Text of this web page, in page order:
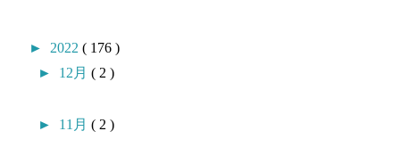
► 2022( 176 )
► 12月( 2 )
► 11月( 2 )